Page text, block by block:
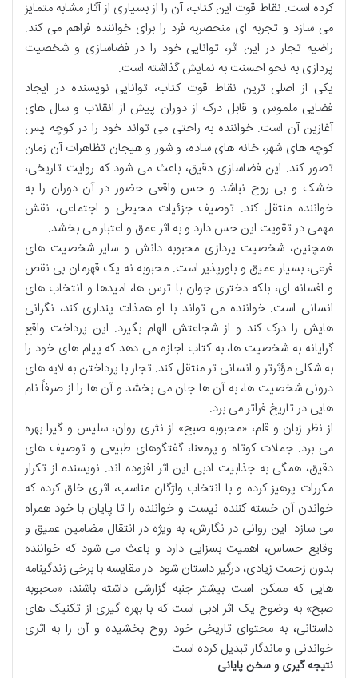
کرده است. نقاط قوت این کتاب، آن را از بسیاری از آثار مشابه متمایز
می سازد و تجربه ای منحصربه فرد را برای خواننده فراهم می کند.
راضیه تجار در این اثر، توانایی خود را در فضاسازی و شخصیت
پردازی به نحو احسنت به نمایش گذاشته است.
یکی از اصلی ترین نقاط قوت کتاب، توانایی نویسنده در ایجاد
فضایی ملموس و قابل درک از دوران پیش از انقلاب و سال های
آغازین آن است. خواننده به راحتی می تواند خود را در کوچه پس
کوچه های شهر، خانه های ساده، و شور و هیجان تظاهرات آن زمان
تصور کند. این فضاسازی دقیق، باعث می شود که روایت تاریخی،
خشک و بی روح نباشد و حس واقعی حضور در آن دوران را به
خواننده منتقل کند. توصیف جزئیات محیطی و اجتماعی، نقش
مهمی در تقویت این حس دارد و به اثر عمق و اعتبار می بخشد.
همچنین، شخصیت پردازی محبوبه دانش و سایر شخصیت های
فرعی، بسیار عمیق و باورپذیر است. محبوبه نه یک قهرمان بی نقص
و افسانه ای، بلکه دختری جوان با ترس ها، امیدها و انتخاب های
انسانی است. خواننده می تواند با او همذات پنداری کند، نگرانی
هایش را درک کند و از شجاعتش الهام بگیرد. این پرداخت واقع
گرایانه به شخصیت ها، به کتاب اجازه می دهد که پیام های خود را
به شکلی مؤثرتر و انسانی تر منتقل کند. تجار با پرداختن به لایه های
درونی شخصیت ها، به آن ها جان می بخشد و آن ها را از صرفاً نام
هایی در تاریخ فراتر می برد.
از نظر زبان و قلم، «محبوبه صبح» از نثری روان، سلیس و گیرا بهره
می برد. جملات کوتاه و پرمعنا، گفتگوهای طبیعی و توصیف های
دقیق، همگی به جذابیت ادبی این اثر افزوده اند. نویسنده از تکرار
مکررات پرهیز کرده و با انتخاب واژگان مناسب، اثری خلق کرده که
خواندن آن خسته کننده نیست و خواننده را تا پایان با خود همراه
می سازد. این روانی در نگارش، به ویژه در انتقال مضامین عمیق و
وقایع حساس، اهمیت بسزایی دارد و باعث می شود که خواننده
بدون زحمت زیادی، درگیر داستان شود. در مقایسه با برخی زندگینامه
هایی که ممکن است بیشتر جنبه گزارشی داشته باشند، «محبوبه
صبح» به وضوح یک اثر ادبی است که با بهره گیری از تکنیک های
داستانی، به محتوای تاریخی خود روح بخشیده و آن را به اثری
خواندنی و ماندگار تبدیل کرده است.
نتیجه گیری و سخن پایانی